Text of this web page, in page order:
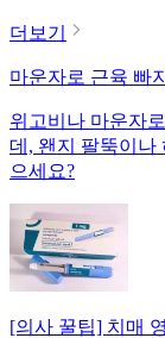
더보기
마운자로 근육 빠
위고비나 마운자
데, 왠지 팔뚝이나
으세요?
[의사 꿀팁] 치매